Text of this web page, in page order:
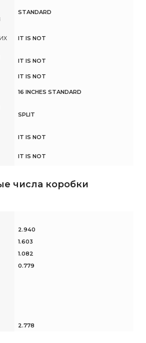
STANDARD
IT IS NOT
IT IS NOT
IT IS NOT
16 INCHES STANDARD
SPLIT
IT IS NOT
IT IS NOT
числа коробки
2.940
1.603
1.082
0.779
2.778